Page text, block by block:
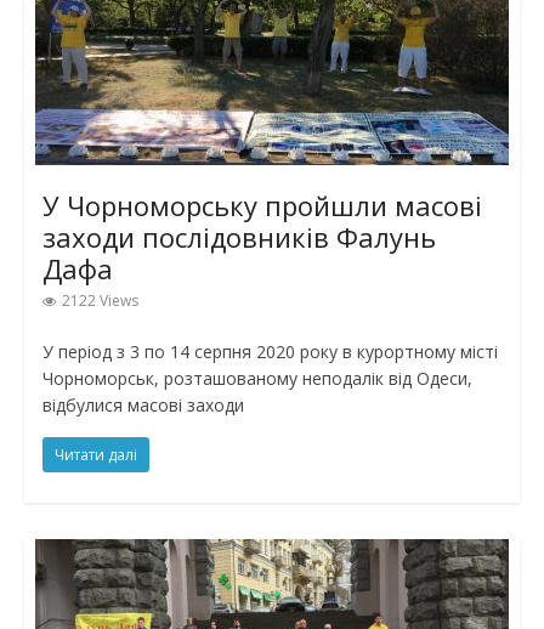
У Чорноморську пройшли масові
заходи послідовників Фалунь
Дафа
2122 Views
У період з 3 по 14 серпня 2020 року в курортному місті
Чорноморськ, розташованому неподалік від Одеси,
відбулися масові заходи
Читати далі